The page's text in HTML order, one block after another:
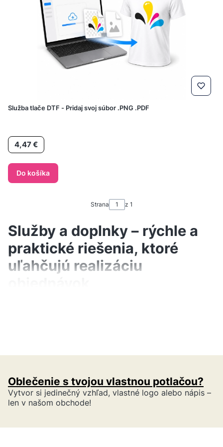
Služba tlače DTF - Pridaj svoj súbor .PNG .PDF
Cena
4,47 €
Do košíka
Strana z 1
Služby a doplnky – rýchle a
praktické riešenia, ktoré
uľahčujú realizáciu
zásielkové štítky DHL(Kuriér a Parcel) a
ideálnu na označovanie odevov, tašiek,
zástier a iných textílií dostupných v našej
Oblečenie s tvojou vlastnou potlačou?
Vytvor si jedinečný vzhľad, vlastné logo alebo nápis –
len v našom obchode!